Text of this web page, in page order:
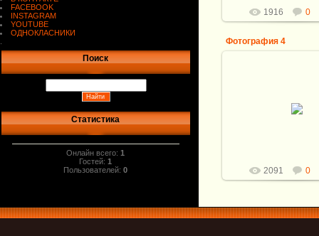
FACEBOOK
INSTAGRAM
YOUTUBE
ОДНОКЛАСНИКИ
Поиск
Статистика
Онлайн всего:1
Гостей:1
Пользователей:0
1916 0
Фотография 4
Клинок: Ламинат
Кузнец:
2091 0